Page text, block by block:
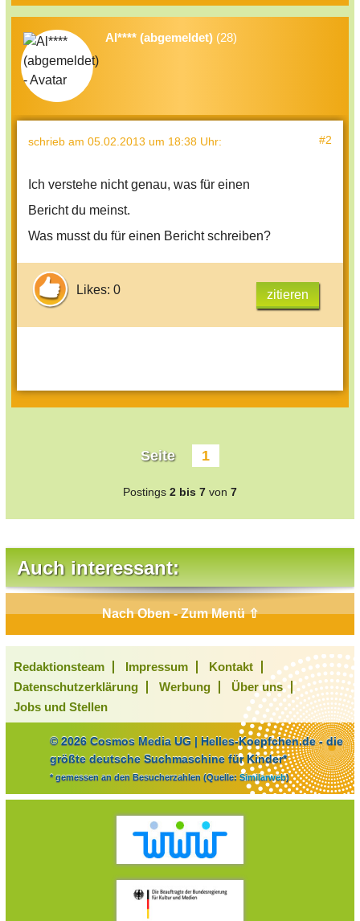
Al**** (abgemeldet) (28)
schrieb am 05.02.2013 um 18:38 Uhr: #2
Ich verstehe nicht genau, was für einen
Bericht du meinst.
Was musst du für einen Bericht schreiben?
Likes: 0 zitieren
Seite 1
Postings 2 bis 7 von 7
Auch interessant:
Nach Oben - Zum Menü ⇧
Redaktionsteam Impressum
Kontakt
Datenschutzerklärung
Werbung
Über uns
Jobs und Stellen
© 2026 Cosmos Media UG | Helles-Koepfchen.de - die
größte deutsche Suchmaschine für Kinder*
* gemessen an den Besucherzahlen (Quelle: Similarweb)